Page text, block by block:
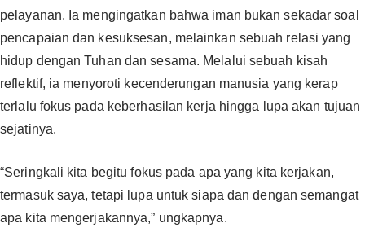
pelayanan. Ia mengingatkan bahwa iman bukan sekadar soal
pencapaian dan kesuksesan, melainkan sebuah relasi yang
hidup dengan Tuhan dan sesama. Melalui sebuah kisah
reflektif, ia menyoroti kecenderungan manusia yang kerap
terlalu fokus pada keberhasilan kerja hingga lupa akan tujuan
sejatinya.
“Seringkali kita begitu fokus pada apa yang kita kerjakan,
termasuk saya, tetapi lupa untuk siapa dan dengan semangat
apa kita mengerjakannya,” ungkapnya.